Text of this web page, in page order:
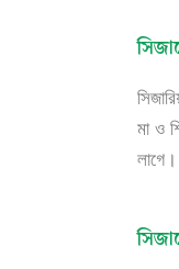
মা ও